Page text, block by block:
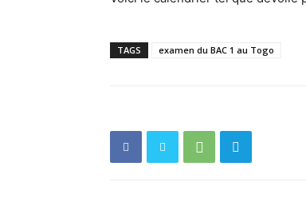
TAGS examen du BAC 1 au Togo